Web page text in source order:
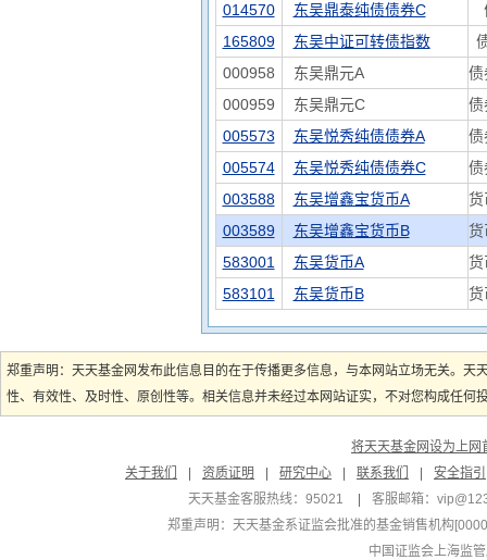
014570
东吴鼎泰纯债债券C
165809
东吴中证可转债指数
000958
东吴鼎元A
债
000959
东吴鼎元C
债
005573
东吴悦秀纯债债券A
债
005574
东吴悦秀纯债债券C
债
003588
东吴增鑫宝货币A
003589
东吴增鑫宝货币B
583001
东吴货币A
583101
东吴货币B
郑重声明：天天基金网发布此信息目的在于传播更多信息，与本网站立场无关。
性、有效性、及时性、原创性等。相关信息并未经过本网站证实，不对您构成任
将天天基金网设为上网
关于我们
资质证明 研究中心 联系我们
安全指引
天天基金客服热线：95021
客服邮箱：
郑重声明： 天天基金系证监会批准的基金销售机构
中国证监会上海监